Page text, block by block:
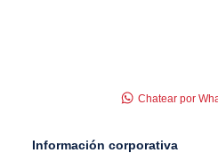
Información corporativa
Chatear por